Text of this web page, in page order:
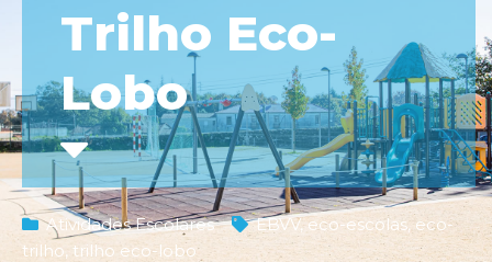
Trilho Eco-
Lobo
Atividades Escolares EBVV,eco-escolas, eco-
trilho, trilho eco-lobo